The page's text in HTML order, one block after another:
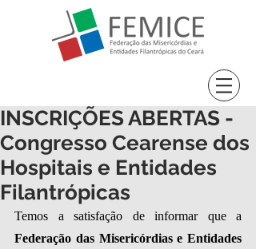
INSCRIÇÕES ABERTAS -
Congresso Cearense dos
Hospitais e Entidades
Filantrópicas
Federação das Misericórdias e Entidades